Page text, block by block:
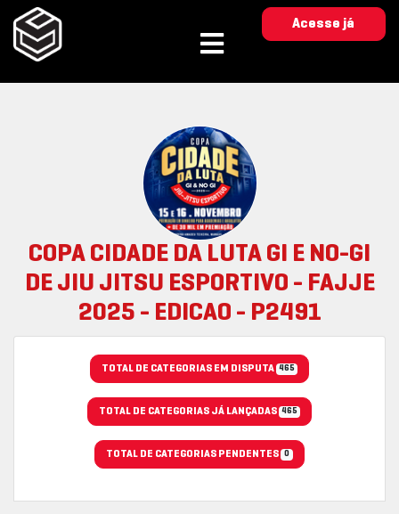
Acesse já
COPA CIDADE DA LUTA GI E NO-GI
DE JIU JITSU ESPORTIVO - FAJJE
2025 - EDICAO - P2491
TOTAL DE CATEGORIAS EM DISPUTA 465
TOTAL DE CATEGORIAS JÁ LANÇADAS 465
TOTAL DE CATEGORIAS PENDENTES 0